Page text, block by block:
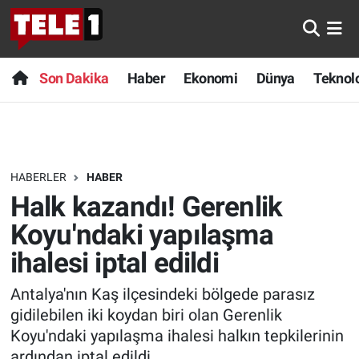
Son Dakika Haber Ekonomi Dünya
HABERLER HABER
Halk kazandı! Gerenlik
Koyu'ndaki yapılaşma
ihalesi iptal edildi
Antalya'nın Kaş ilçesindeki bölgede parasız
gidilebilen iki koydan biri olan Gerenlik
Koyu'ndaki yapılaşma ihalesi halkın tepkilerinin
Anında Manşet
Başka Sohbetler
Bilim turu
Bilim ve Teknoloji Evreni
Doğa Konuşuyor
Dünya
Ege Saati
Son Dakika
Haber
Dünya
Teknoloji
Sağlık
Spor
Yayın Akışı
Nöbetçi Eczaneler
Hava Durumu
Trafik Durumu
Süper Lig Puan Durumu ve Fikstür
Tüm Manşetler
Son Dakika Haberleri
Haber Arşivi